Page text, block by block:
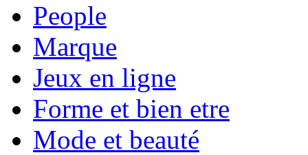
People
Marque
Jeux en ligne
Forme et bien etre
Mode et beauté